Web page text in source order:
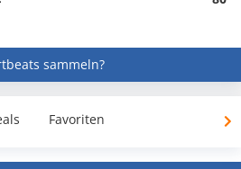
sammeln?
Favoriten